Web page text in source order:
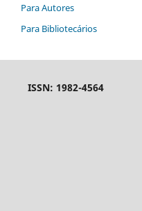
Para Autores
Para Bibliotecários
ISSN: 1982-4564